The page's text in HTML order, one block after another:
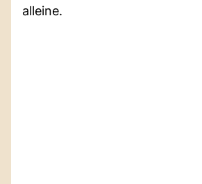
alleine.